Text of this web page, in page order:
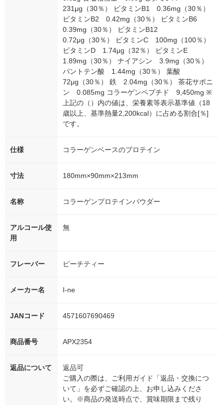
231μg（30％） ビタミンB1 0.36mg（30％）
ビタミンB2 0.42mg（30％） ビタミンB6
0.39mg（30％） ビタミンB12
0.72μg（30％） ビタミンC 100mg（100％）
ビタミンD 1.74μg（32％） ビタミンE
1.89mg（30％） ナイアシン 3.9mg（30％）
パントテン酸 1.44mg（30％） 葉酸
72μg（30％） 鉄 2.04mg（30％） 茶花サポニ
ン 0.085mg コラーゲンペプチド 9,450mg ※
上記の（）内の値は、栄養素等表示基準値（18
歳以上、基準熱量2,200kcal）に占める割合[％]
です。
仕様 コラーゲンベースのプロテイン
寸法 180mm×90mm×213mm
名称 コラーゲンプロテインパウダー
アルコール使
用
無
フレーバー ピーチティー
メーカー名 I-ne
JANコード 4571607690469
商品番号 APX2354
返品について
返品可
ご購入の際は、ご利用ガイド「返品・交換につ
いて」を必ずご確認の上、お申し込みくださ
い。※商品の発送時点で、賞味期限まで残り